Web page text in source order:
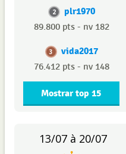
2 plr1970
89.800 pts - nv 182
3 vida2017
76.412 pts - nv 148
Mostrar top 15
13/07 à 20/07